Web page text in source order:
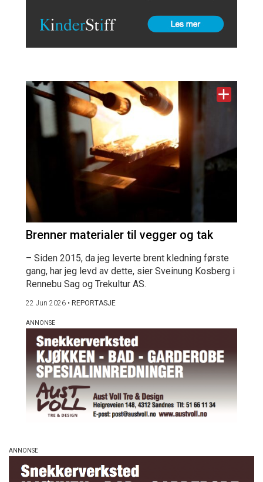
Brenner materialer til vegger og tak
– Siden 2015, da jeg leverte brent kledning første
gang, har jeg levd av dette, sier Sveinung Kosberg i
Rennebu Sag og Trekultur AS.
22 Jun 2026 • REPORTASJE